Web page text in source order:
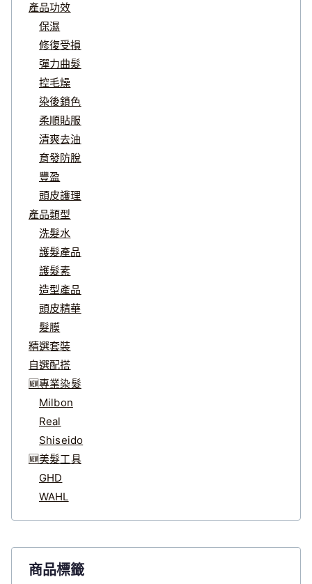
產品功效
保濕
修復受損
彈力曲髮
控毛燥
染後鎖色
柔順貼服
清爽去油
育發防脫
豐盈
頭皮護理
產品類型
洗髮水
護髮產品
護髮素
造型產品
頭皮精華
髮膜
精選套裝
自選配搭
🆕專業染髮
Milbon
Real
Shiseido
🆕美髮工具
GHD
WAHL
商品標籤